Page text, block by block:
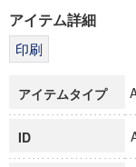
科学研究費補
博士課程教
アイテム詳細
アイテムタイプ
ID